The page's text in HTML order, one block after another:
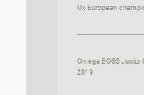
Ox European
Omega BOG3
2019.